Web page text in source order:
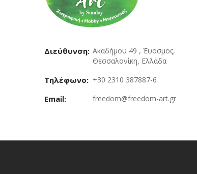
Διεύθυνση: Ακαδήμου 49 , Έυοσμος,
Θεσσαλονίκη, Ελλάδα
Τηλέφωνο: +30 2310 387887-6
Email: freedom@freedom-art.gr